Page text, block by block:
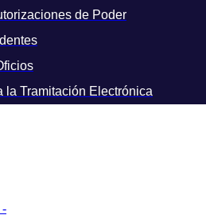
de Poder
la Tramitación Electrónica
-